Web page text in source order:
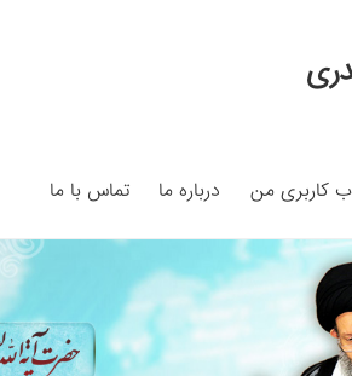
کاربری من درباره ما تماس با ما
My
Search Results
Shop برگه نمونه
سبد خرید قوانین و مقررات